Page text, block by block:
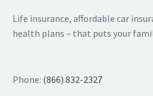
Life insurance, affordable car
health plans – that puts your
Phone: (866) 832-2327